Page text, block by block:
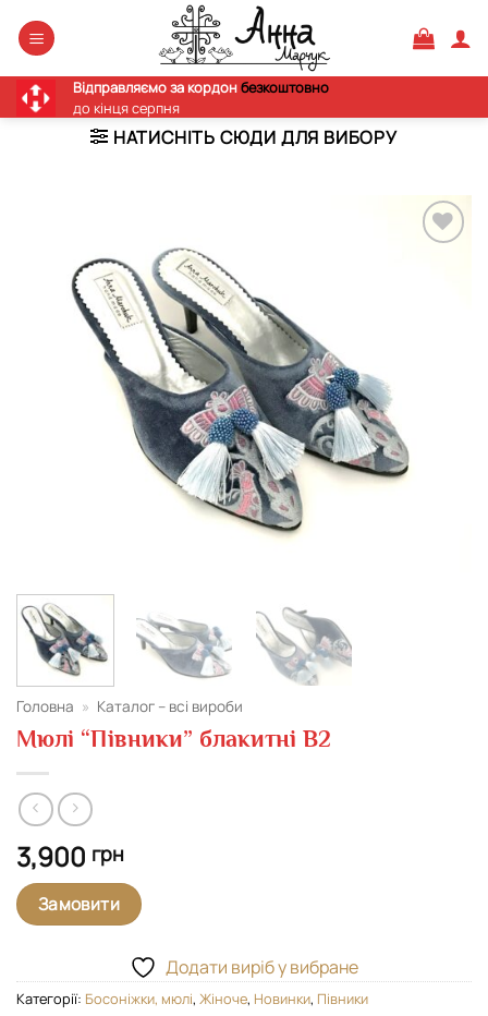
Відправляємо за кордонбезкоштовно
до кінця серпня
НАТИСНІТЬ СЮДИ ДЛЯ ВИБОРУ
Головна » Каталог – всі вироби
Мюлі “Півники” блакитні В2
3,900 грн
Замовити
Додати виріб у вибране
Категорії: Босоніжки, мюлі, Жіноче, Новинки, Півники